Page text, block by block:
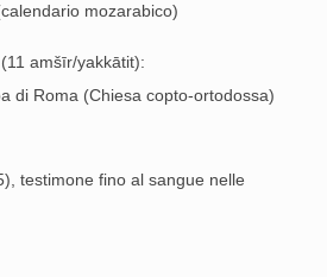
mozarabico)
amšīr/yakkātit):
di Roma (Chiesa copto-ortodossa)
testimone fino al sangue nelle